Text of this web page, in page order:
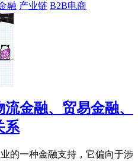
融 产业链 B2B电商
金融、贸易金融、
系
的一种金融支持，它偏向于涉